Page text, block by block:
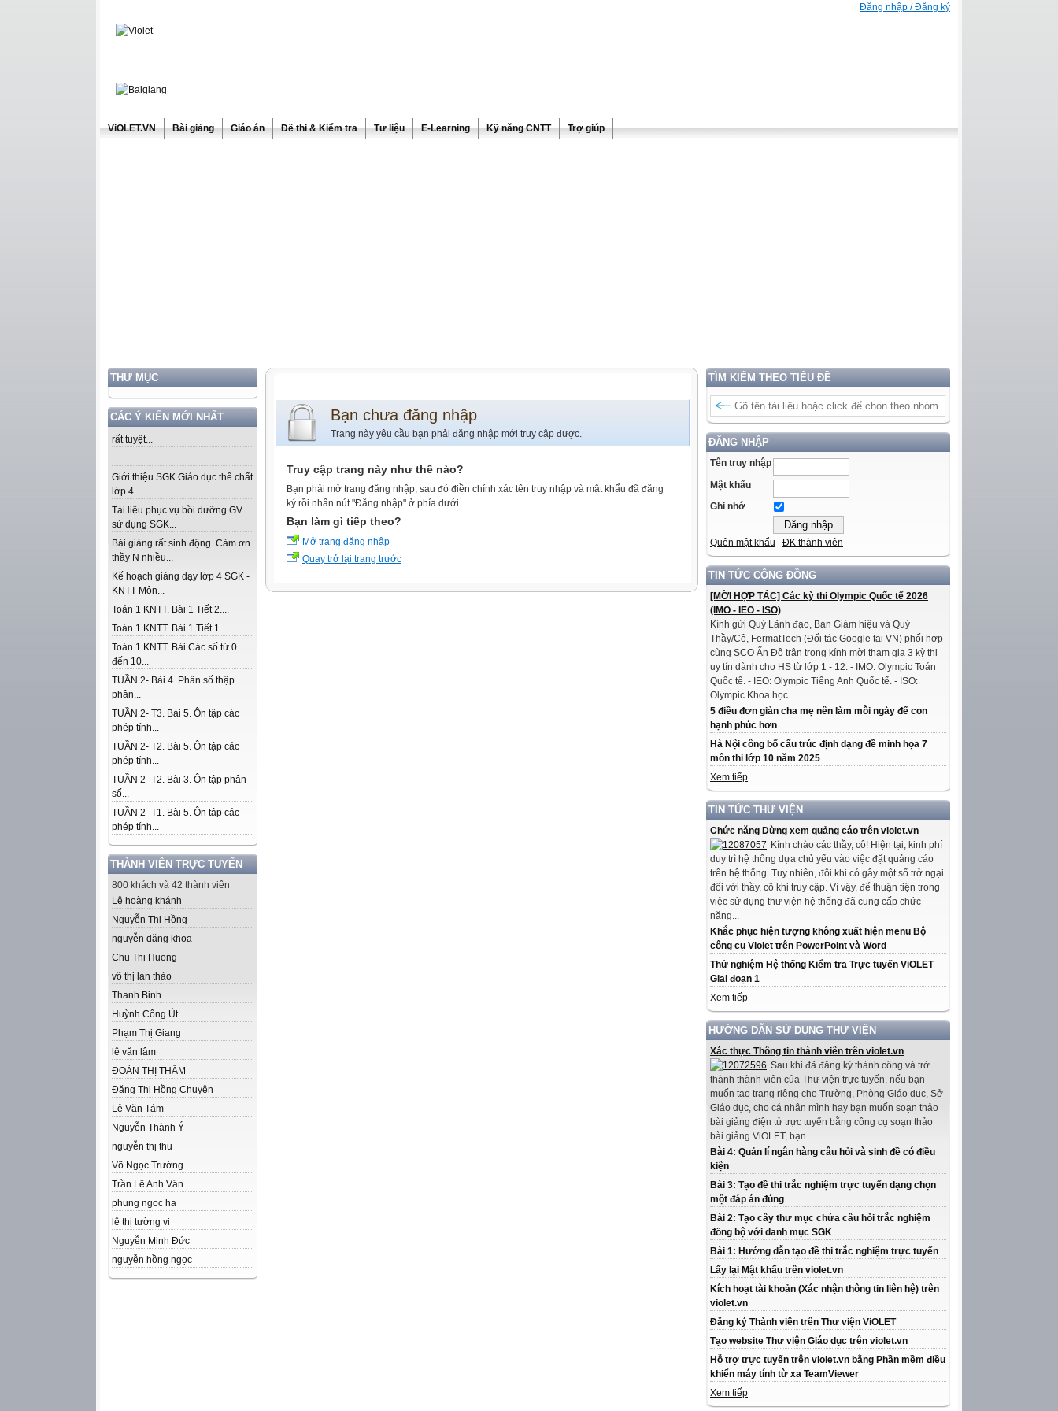
Đăng nhập / Đăng ký
ViOLET.VN Bài giảng Giáo án Đề thi & Kiểm tra Tư liệu E-Learning Kỹ năng CNTT Trợ giúp
THƯ MỤC
CÁC Ý KIẾN MỚI NHẤT
rất tuyệt...
...
Giới thiệu SGK Giáo dục thể chất
lớp 4...
Tài liệu phục vụ bồi dưỡng GV
sử dụng SGK...
Bài giảng rất sinh động. Cảm ơn
thầy N nhiều...
Kế hoạch giảng dạy lớp 4 SGK -
KNTT Môn...
Toán 1 KNTT. Bài 1 Tiết 2....
Toán 1 KNTT. Bài 1 Tiết 1....
Toán 1 KNTT. Bài Các số từ 0
đến 10...
TUẦN 2- Bài 4. Phân số thập
phân...
TUẦN 2- T3. Bài 5. Ôn tập các
phép tính...
TUẦN 2- T2. Bài 5. Ôn tập các
phép tính...
TUẦN 2- T2. Bài 3. Ôn tập phân
số...
TUẦN 2- T1. Bài 5. Ôn tập các
phép tính...
THÀNH VIÊN TRỰC TUYẾN
800 khách và 42 thành viên
Lê hoàng khánh
Nguyễn Thị Hồng
nguyễn dăng khoa
Chu Thi Huong
võ thị lan thảo
Thanh Binh
Huỳnh Công Út
Phạm Thị Giang
lê văn lâm
ĐOÀN THỊ THẮM
Đặng Thị Hồng Chuyên
Lê Văn Tám
Nguyễn Thành Ý
nguyễn thị thu
Võ Ngọc Trường
Trần Lê Anh Vân
phung ngoc ha
lê thị tường vi
Nguyễn Minh Đức
nguyễn hồng ngọc
TÌM KIẾM THEO TIÊU ĐỀ
ĐĂNG NHẬP
Tên truy nhập
Mật khẩu
Ghi nhớ
Quên mật khẩu ĐK thành viên
TIN TỨC CỘNG ĐỒNG
[MỜI HỢP TÁC] Các kỳ thi Olympic Quốc tế 2026
(IMO - IEO - ISO)
Kính gửi Quý Lãnh đạo, Ban Giám hiệu và Quý
Thầy/Cô, FermatTech (Đối tác Google tại VN) phối hợp
cùng SCO Ấn Độ trân trọng kính mời tham gia 3 kỳ thi
uy tín dành cho HS từ lớp 1 - 12: - IMO: Olympic Toán
Quốc tế. - IEO: Olympic Tiếng Anh Quốc tế. - ISO:
Olympic Khoa học...
5 điều đơn giản cha mẹ nên làm mỗi ngày để con
hạnh phúc hơn
Hà Nội công bố cấu trúc định dạng đề minh họa 7
môn thi lớp 10 năm 2025
Xem tiếp
TIN TỨC THƯ VIỆN
Chức năng Dừng xem quảng cáo trên violet.vn
Kính chào các thầy, cô! Hiện tại, kinh phí
duy trì hệ thống dựa chủ yếu vào việc đặt quảng cáo
trên hệ thống. Tuy nhiên, đôi khi có gây một số trở ngại
đối với thầy, cô khi truy cập. Vì vậy, để thuận tiện trong
việc sử dụng thư viện hệ thống đã cung cấp chức
năng...
Khắc phục hiện tượng không xuất hiện menu Bộ
công cụ Violet trên PowerPoint và Word
Thử nghiệm Hệ thống Kiểm tra Trực tuyến ViOLET
Giai đoạn 1
Xem tiếp
HƯỚNG DẪN SỬ DỤNG THƯ VIỆN
Xác thực Thông tin thành viên trên violet.vn
Sau khi đã đăng ký thành công và trở
thành thành viên của Thư viện trực tuyến, nếu bạn
muốn tạo trang riêng cho Trường, Phòng Giáo dục, Sở
Giáo dục, cho cá nhân mình hay bạn muốn soạn thảo
bài giảng điện tử trực tuyến bằng công cụ soạn thảo
bài giảng ViOLET, bạn...
Bài 4: Quản lí ngân hàng câu hỏi và sinh đề có điều
kiện
Bài 3: Tạo đề thi trắc nghiệm trực tuyến dạng chọn
một đáp án đúng
Bài 2: Tạo cây thư mục chứa câu hỏi trắc nghiệm
đồng bộ với danh mục SGK
Bài 1: Hướng dẫn tạo đề thi trắc nghiệm trực tuyến
Lấy lại Mật khẩu trên violet.vn
Kích hoạt tài khoản (Xác nhận thông tin liên hệ) trên
violet.vn
Đăng ký Thành viên trên Thư viện ViOLET
Tạo website Thư viện Giáo dục trên violet.vn
Hỗ trợ trực tuyến trên violet.vn bằng Phần mềm điều
khiển máy tính từ xa TeamViewer
Xem tiếp
Bạn chưa đăng nhập
Trang này yêu cầu bạn phải đăng nhập mới truy cập được.
Truy cập trang này như thế nào?
Bạn phải mở trang đăng nhập, sau đó điền chính xác tên truy nhập và mật khẩu đã đăng
ký rồi nhấn nút "Đăng nhập" ở phía dưới.
Bạn làm gì tiếp theo?
Mở trang đăng nhập
Quay trở lại trang trước